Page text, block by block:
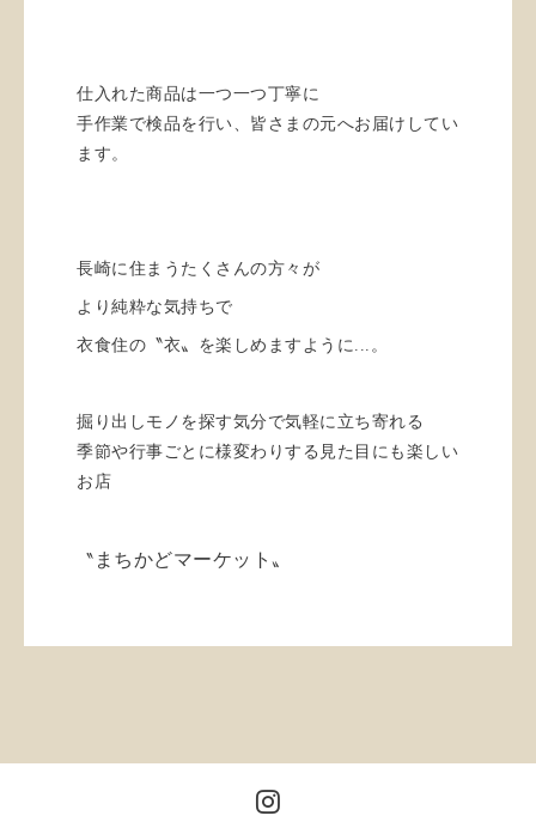
仕入れた商品は一つ一つ丁寧に
手作業で検品を行い、皆さまの元へお届けしてい
ます。
長崎に住まうたくさんの方々が
より純粋な気持ちで
衣食住の〝衣〟を楽しめますように...。
掘り出しモノを探す気分で気軽に立ち寄れる
季節や行事ごとに様変わりする見た目にも楽しい
お店
〝 まちかどマーケット 〟